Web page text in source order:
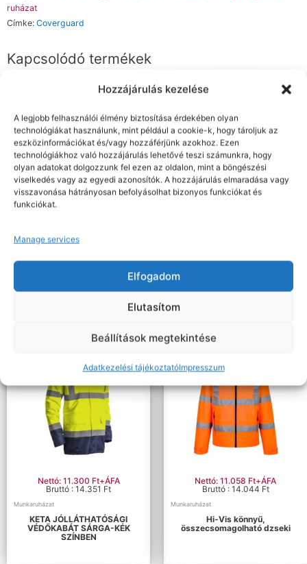
Hozzájárulás kezelése
A legjobb felhasználói élmény biztosítása érdekében olyan
technológiákat használunk, mint például a cookie-k, hogy tároljuk az
eszközinformációkat és/vagy hozzáférjünk azokhoz. Ezen
technológiákhoz való hozzájárulás lehetővé teszi számunkra, hogy
olyan adatokat dolgozzunk fel ezen az oldalon, mint a böngészési
viselkedés vagy az egyedi azonosítók. A hozzájárulás elmaradása vagy
visszavonása hátrányosan befolyásolhat bizonyos funkciókat és
funkciókat.
Manage services
Elfogadom
Elutasítom
Beállítások megtekintése
Adatkezelési tájékoztatóImpresszum
ruházat
Címke: Coverguard
Kapcsolódó termékek
Bruttó : 14.588 Ft
AURO ESŐPARKA GRS, HI-VIZ
Hi-Vis Baffle dzseki
Nettó: 11.300 Ft+ÁFA
Bruttó : 14.351 Ft
Munkaruházat
KETA JÓLLÁTHATÓSÁGI
VÉDŐKABÁT SÁRGA-KÉK
SZÍNBEN
Nettó: 11.058 Ft+ÁFA
Bruttó : 14.044 Ft
Munkaruházat
Hi-Vis könnyű,
összecsomagolható dzseki